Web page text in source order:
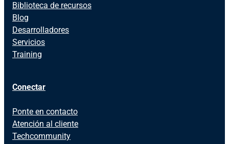
Biblioteca de recursos
Blog
Desarrolladores
Servicios
Training
Conectar
Ponte en contacto
Atención al cliente
Techcommunity